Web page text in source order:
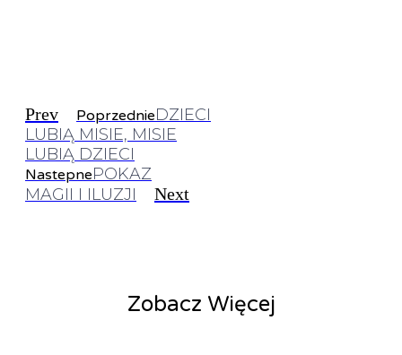
Prev PoprzednieDZIECI
LUBIĄ MISIE, MISIE
LUBIĄ DZIECI
NastepnePOKAZ
MAGII I ILUZJI
Next
Zobacz Więcej